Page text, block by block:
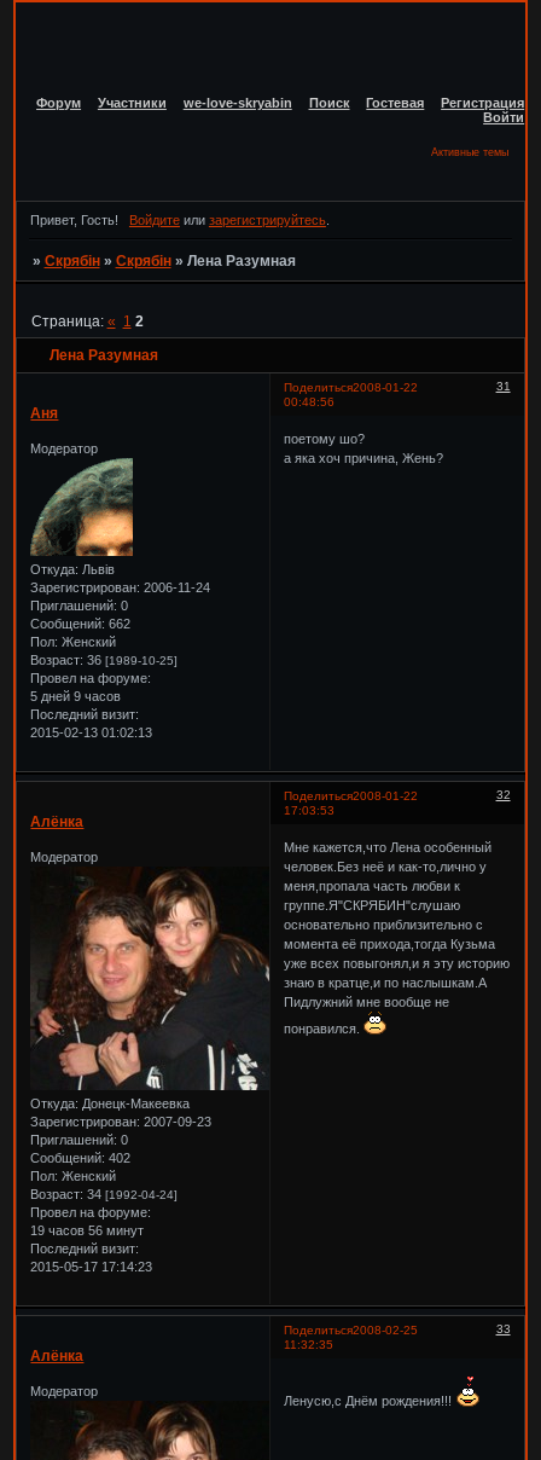
Форум Участники we-love-skryabin Поиск Гостевая
Регистрация
Войти
Активные темы
Привет, Гость! Войдитеили зарегистрируйтесь.
» Скрябін » Скрябін » Лена Разумная
Лена Разумная
Страница: « 1 2
Поделиться 31
2008-01-22
00:48:56
Аня
Модератор
Откуда: Львів
Зарегистрирован: 2006-11-24
Приглашений: 0
Сообщений: 662
Пол: Женский
Возраст: 36[1989-10-25]
Провел на форуме:
5 дней 9 часов
Последний визит:
2015-02-13 01:02:13
поетому шо?
а яка хоч причина, Жень?
Поделиться 32
2008-01-22
17:03:53
Алёнка
Модератор
Откуда: Донецк-Макеевка
Зарегистрирован: 2007-09-23
Приглашений: 0
Сообщений: 402
Пол: Женский
Возраст: 34[1992-04-24]
Провел на форуме:
19 часов 56 минут
Последний визит:
2015-05-17 17:14:23
Мне кажется,что Лена особенный
человек.Без неё и как-то,лично у
меня,пропала часть любви к
группе.Я"СКРЯБИН"слушаю
основательно приблизительно с
момента её прихода,тогда Кузьма
уже всех повыгонял,и я эту историю
знаю в кратце,и по наслышкам.А
Пидлужний мне вообще не
понравился.
Поделиться 33
2008-02-25
11:32:35
Алёнка
Модератор
Ленусю,с Днём рождения!!!